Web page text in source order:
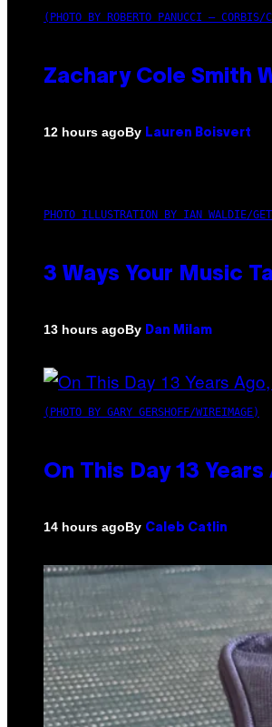
(PHOTO BY ROBERTO PANUCCI –
Zachary Cole Smith
12 hours agoBy Lauren Boisvert
PHOTO ILLUSTRATION BY IAN WALDIE/
3 Ways Your Music
13 hours agoBy Dan Milam
(PHOTO BY GARY GERSHOFF/WIREIMAGE)
On This Day 13
14 hours agoBy Caleb Catlin